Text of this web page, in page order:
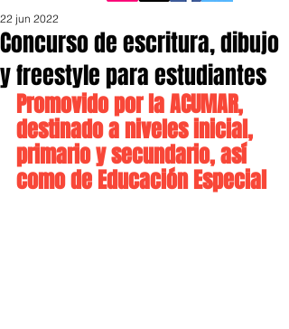
Concurso de escritura, dibujo
y freestyle para estudiantes
22 jun 2022
Promovido por la ACUMAR,
destinado a niveles inicial,
primario y secundario, así
como de Educación Especial